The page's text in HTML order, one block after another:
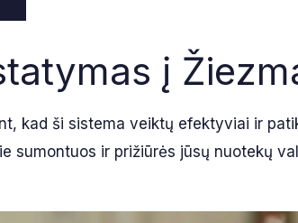
į
kad ši sistema veiktų efektyviai ir
sumontuos ir prižiūrės jūsų nuotekų